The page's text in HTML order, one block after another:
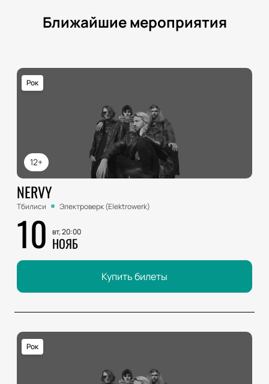
Ближайшие мероприятия
12+
Рок
NERVY
Тбилиси Электроверк (Elektrowerk)
10 вт, 20:00
НОЯБ
Купить билеты
Рок